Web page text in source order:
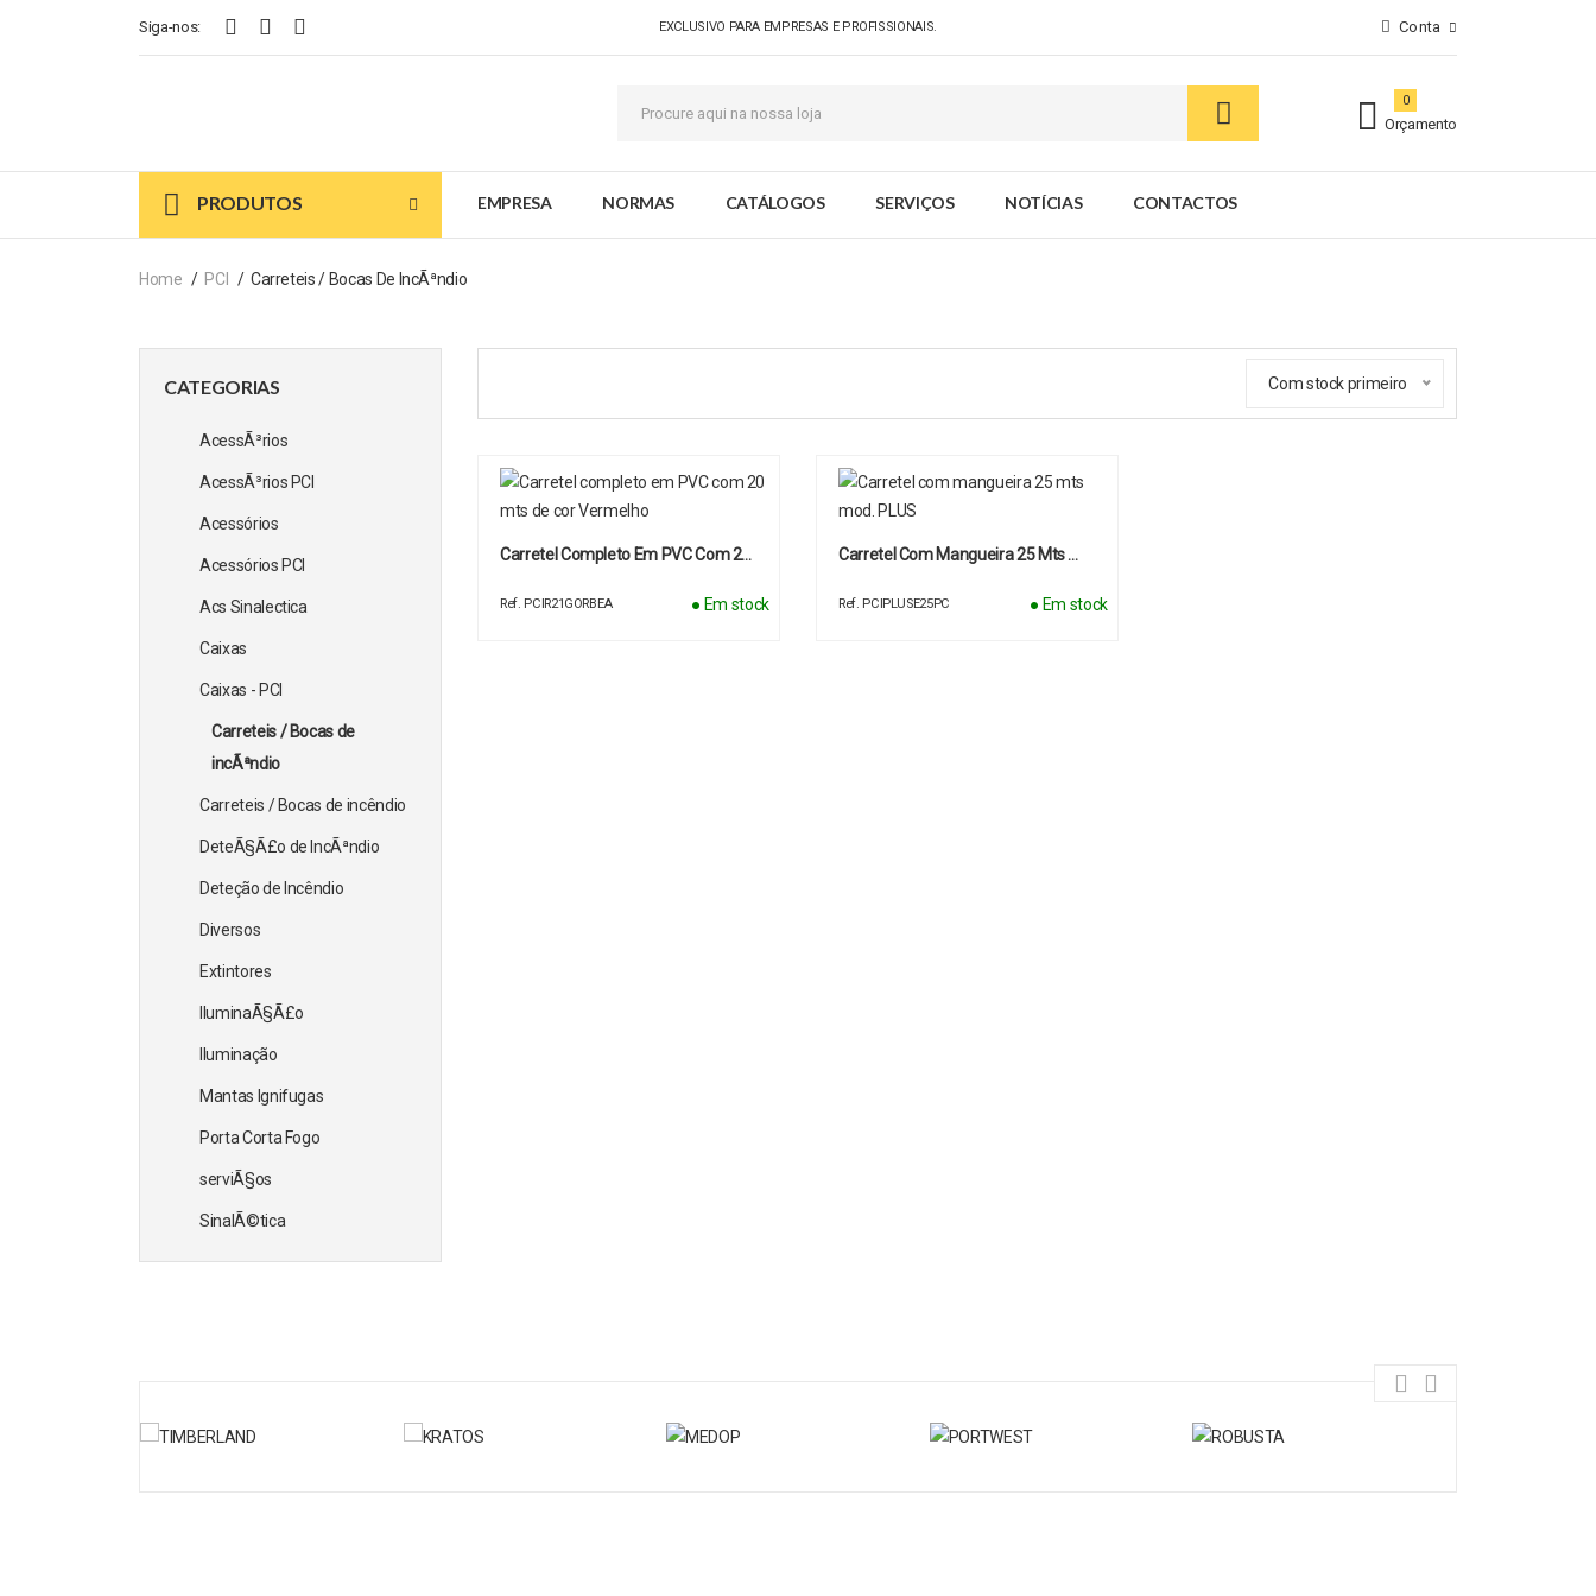
Siga-nos: EXCLUSIVO PARA EMPRESAS E PROFISSIONAIS. Conta
Orçamento
0
PRODUTOS EMPRESA NORMAS CATÁLOGOS SERVIÇOS NOTÍCIAS CONTACTOS
Home PCI Carreteis / Bocas De IncÃªndio
CATEGORIAS
AcessÃ³rios
AcessÃ³rios PCI
Acessórios
Acessórios PCI
Acs Sinalectica
Caixas
Caixas - PCI
Carreteis / Bocas de
incÃªndio
Carreteis / Bocas de incêndio
DeteÃ§Ã£o de IncÃªndio
Deteção de Incêndio
Diversos
Extintores
IluminaÃ§Ã£o
Iluminação
Mantas Ignifugas
Porta Corta Fogo
serviÃ§os
SinalÃ©tica
Com stock primeiro
Carretel Completo Em PVC Com 2…
Ref. PCIR21GORBEA ● Em stock
Carretel Com Mangueira 25 Mts …
Ref. PCIPLUSE25PC ● Em stock